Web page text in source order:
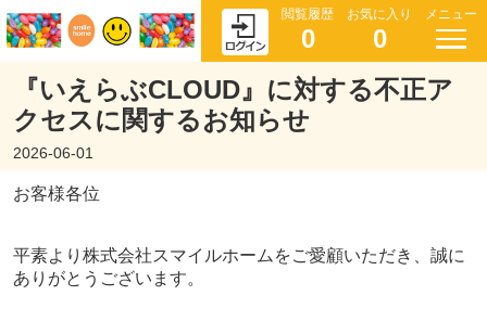
閲覧履歴
0
お気に入り
0
メニュー
『いえらぶCLOUD』に対する不正ア
クセスに関するお知らせ
2026-06-01
お客様各位
平素より株式会社スマイルホームをご愛顧いただき、誠に
ありがとうございます。